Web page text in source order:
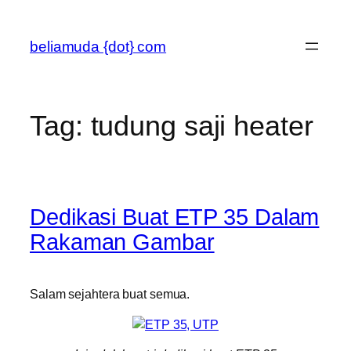
content
beliamuda {dot} com
Tag: tudung saji heater
Dedikasi Buat ETP 35 Dalam
Rakaman Gambar
Salam sejahtera buat semua.